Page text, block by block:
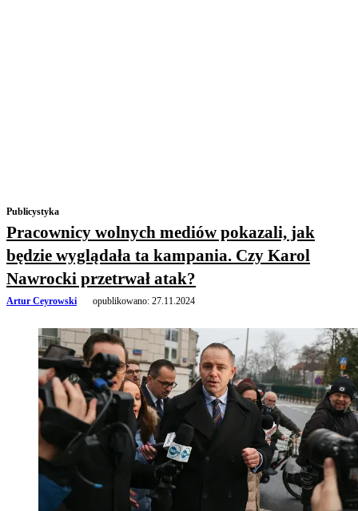
Publicystyka
Pracownicy wolnych mediów pokazali, jak
będzie wyglądała ta kampania. Czy Karol
Nawrocki przetrwał atak?
Artur Ceyrowski opublikowano: 27.11.2024